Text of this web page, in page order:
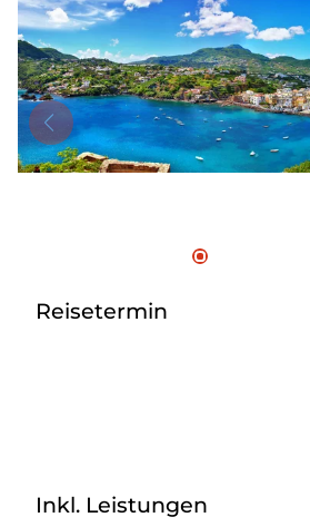
Tagesreisen
Mehrtagesreisen
Bus anmieten
Linienverkehr
Service
Reisetermin
Inkl. Leistungen